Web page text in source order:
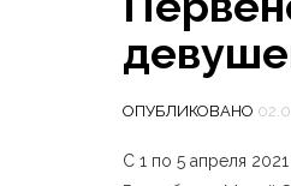
ОПУБЛИКОВАНО
С 1 по 5 апреля